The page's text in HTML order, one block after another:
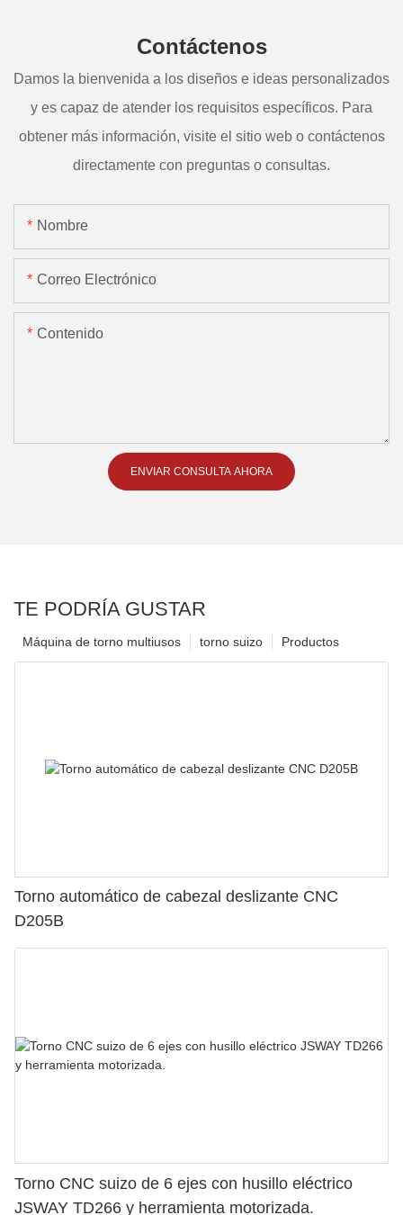
Contáctenos
Damos la bienvenida a los diseños e ideas personalizados
y es capaz de atender los requisitos específicos. Para
obtener más información, visite el sitio web o contáctenos
directamente con preguntas o consultas.
Nombre
Correo Electrónico
Contenido
ENVIAR CONSULTA AHORA
TE PODRÍA GUSTAR
Productos
torno suizo
Máquina de torno multiusos
Torno automático de cabezal deslizante CNC
D205B
Torno CNC suizo de 6 ejes con husillo eléctrico
JSWAY TD266 y herramienta motorizada.